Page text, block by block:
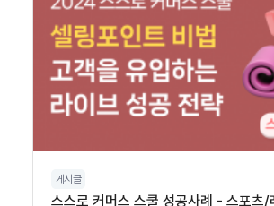
게시글
스스로 커머스 스쿨 성공사례 - 스포츠/